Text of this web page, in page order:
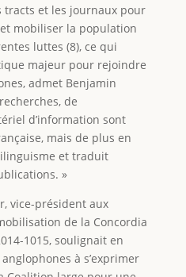
tracts et les journaux pour
mobiliser la population
luttes (8), ce qui
majeur pour rejoindre
admet Benjamin
de
d’information sont
mais de plus en
et traduit
»
vice-président aux
de la Concordia
1015, soulignait en
à s’exprimer